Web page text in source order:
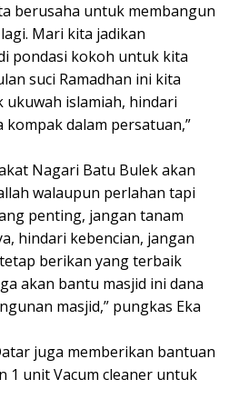
berusaha untuk membangun
Mari kita jadikan
pondasi kokoh untuk kita
suci Ramadhan ini kita
islamiah, hindari
dalam persatuan,”
Nagari Batu Bulek akan
walaupun perlahan tapi
penting, jangan tanam
hindari kebencian, jangan
berikan yang terbaik
akan bantu masjid ini dana
masjid,” pungkas Eka
juga memberikan bantuan
1 unit Vacum cleaner untuk